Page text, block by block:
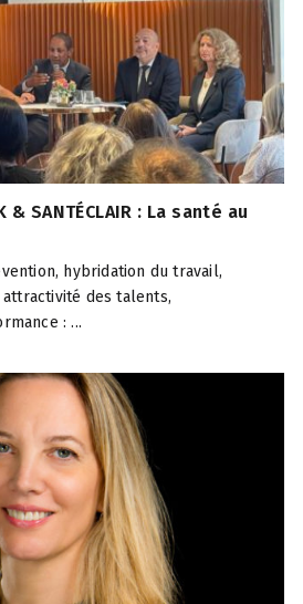
& SANTÉCLAIR : La santé au
hybridation du travail,
des talents,
: ...